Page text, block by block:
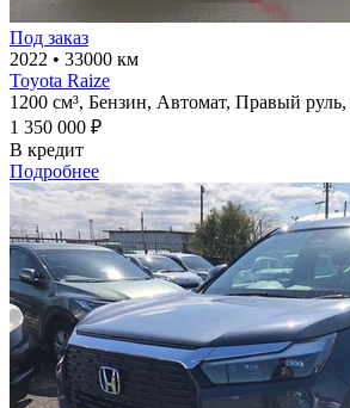
Под заказ
2022 • 33000 км
Toyota Raize
1200 см³, Бензин, Автомат, Правый руль,
1 350 000 ₽
В кредит
Подробнее